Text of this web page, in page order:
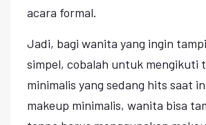
acara formal.
Jadi, bagi wanita yang ingin
simpel, cobalah untuk mengikuti
minimalis yang sedang hits saat
makeup minimalis, wanita bisa